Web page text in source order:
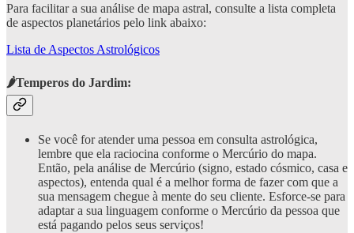
Para facilitar a sua análise de mapa astral, consulte a lista completa
de aspectos planetários pelo link abaixo:
Lista de Aspectos Astrológicos
🌶️Temperos do Jardim:
Se você for atender uma pessoa em consulta astrológica,
lembre que ela raciocina conforme o Mercúrio do mapa.
Então, pela análise de Mercúrio (signo, estado cósmico, casa e
aspectos), entenda qual é a melhor forma de fazer com que a
sua mensagem chegue à mente do seu cliente. Esforce-se para
adaptar a sua linguagem conforme o Mercúrio da pessoa que
está pagando pelos seus serviços!